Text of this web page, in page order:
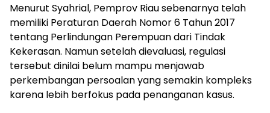
Menurut Syahrial, Pemprov Riau sebenarnya telah
memiliki Peraturan Daerah Nomor 6 Tahun 2017
tentang Perlindungan Perempuan dari Tindak
Kekerasan. Namun setelah dievaluasi, regulasi
tersebut dinilai belum mampu menjawab
perkembangan persoalan yang semakin kompleks
karena lebih berfokus pada penanganan kasus.